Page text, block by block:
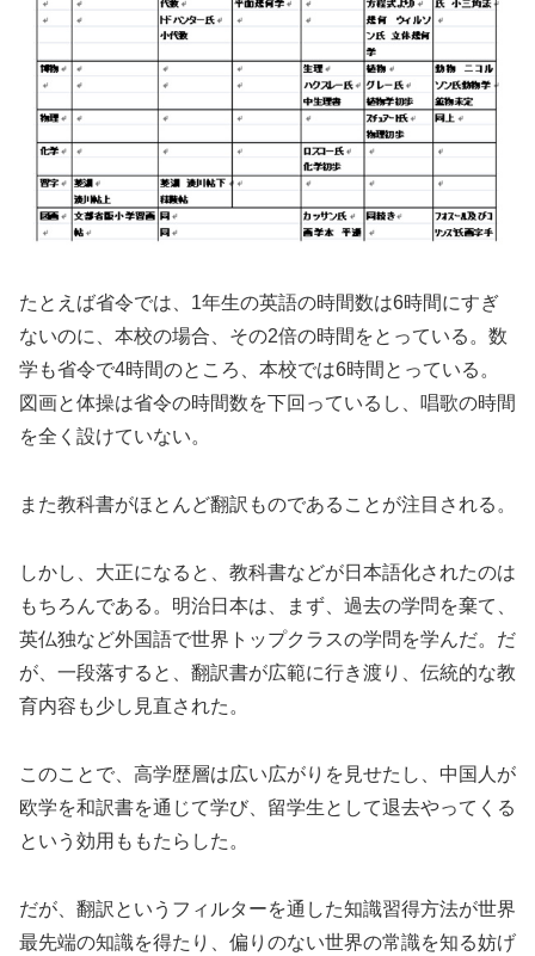
たとえば省令では、1年生の英語の時間数は6時間にすぎ
ないのに、本校の場合、その2倍の時間をとっている。数
学も省令で4時間のところ、本校では6時間とっている。
図画と体操は省令の時間数を下回っているし、唱歌の時間
を全く設けていない。
また教科書がほとんど翻訳ものであることが注目される。
しかし、大正になると、教科書などが日本語化されたのは
もちろんである。明治日本は、まず、過去の学問を棄て、
英仏独など外国語で世界トップクラスの学問を学んだ。だ
が、一段落すると、翻訳書が広範に行き渡り、伝統的な教
育内容も少し見直された。
このことで、高学歴層は広い広がりを見せたし、中国人が
欧学を和訳書を通じて学び、留学生として退去やってくる
という効用ももたらした。
だが、翻訳というフィルターを通した知識習得方法が世界
最先端の知識を得たり、偏りのない世界の常識を知る妨げ